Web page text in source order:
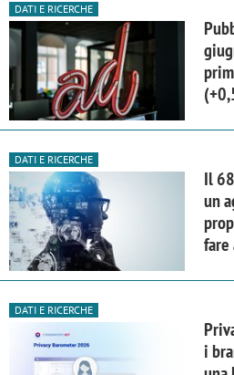
DATI E RICERCHE
DATI E RICERCHE
Il
un
fare
DATI E RICERCHE
i